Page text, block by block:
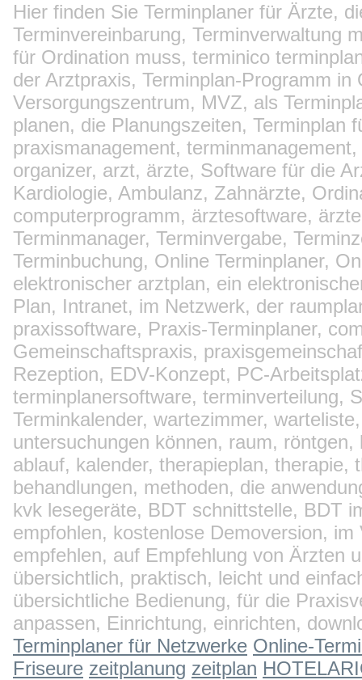
Hier finden Sie Terminplaner für Ärzte,
Terminvereinbarung, Terminverwaltung
für Ordination muss, terminico
der Arztpraxis, Terminplan-Programm
Versorgungszentrum, MVZ, als
planen, die Planungszeiten, Terminplan
praxismanagement,
organizer, arzt, ärzte, Software für die
Kardiologie, Ambulanz, Zahnärzte,
computerprogramm, ärztesoftware,
Terminmanager, Terminvergabe,
Terminbuchung, Online Terminplaner,
elektronischer arztplan, ein
Plan, Intranet, im Netzwerk, der
praxissoftware, Praxis-Terminplaner,
Gemeinschaftspraxis,
Rezeption, EDV-Konzept, PC-
terminplanersoftware, terminverteilung,
Terminkalender, wartezimmer,
untersuchungen können, raum,
ablauf, kalender, therapieplan, therapie,
behandlungen, methoden, die
kvk lesegeräte, BDT schnittstelle, BDT
empfohlen, kostenlose Demoversion,
empfehlen, auf Empfehlung von Ärzten
übersichtlich, praktisch, leicht und
übersichtliche Bedienung, für die
anpassen, Einrichtung, einrichten,
Terminplaner für Netzwerke Online-
Friseure zeitplanung zeitplan